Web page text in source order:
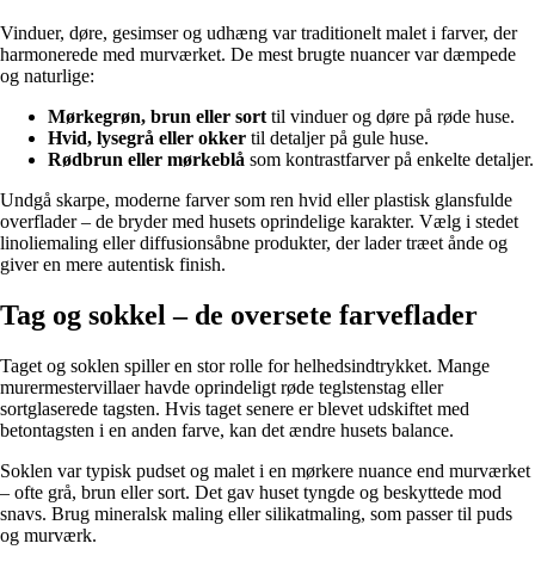
Vinduer, døre, gesimser og udhæng var traditionelt malet i farver, der
harmonerede med murværket. De mest brugte nuancer var dæmpede
og naturlige:
Mørkegrøn, brun eller sort til vinduer og døre på røde huse.
Hvid, lysegrå eller okker til detaljer på gule huse.
Rødbrun eller mørkeblå som kontrastfarver på enkelte detaljer.
Undgå skarpe, moderne farver som ren hvid eller plastisk glansfulde
overflader – de bryder med husets oprindelige karakter. Vælg i stedet
linoliemaling eller diffusionsåbne produkter, der lader træet ånde og
giver en mere autentisk finish.
Tag og sokkel – de oversete farveflader
Taget og soklen spiller en stor rolle for helhedsindtrykket. Mange
murermestervillaer havde oprindeligt røde teglstenstag eller
sortglaserede tagsten. Hvis taget senere er blevet udskiftet med
betontagsten i en anden farve, kan det ændre husets balance.
Soklen var typisk pudset og malet i en mørkere nuance end murværket
– ofte grå, brun eller sort. Det gav huset tyngde og beskyttede mod
snavs. Brug mineralsk maling eller silikatmaling, som passer til puds
og murværk.